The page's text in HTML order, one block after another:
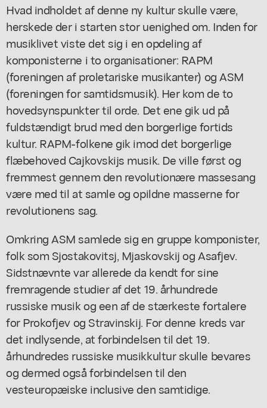
Hvad indholdet af denne ny kultur skulle være,
herskede der i starten stor uenighed om. Inden for
musiklivet viste det sig i en opdeling af
komponisterne i to organisationer: RAPM
(foreningen af proletariske musikanter) og ASM
(foreningen for samtidsmusik). Her kom de to
hovedsynspunkter til orde. Det ene gik ud på
fuldstændigt brud med den borgerlige fortids
kultur. RAPM-folkene gik imod det borgerlige
flæbehoved Cajkovskijs musik. De ville først og
fremmest gennem den revolutionære massesang
være med til at samle og opildne masserne for
revolutionens sag.
Omkring ASM samlede sig en gruppe komponister,
folk som Sjostakovitsj, Mjaskovskij og Asafjev.
Sidstnævnte var allerede da kendt for sine
fremragende studier af det 19. århundrede
russiske musik og een af de stærkeste fortalere
for Prokofjev og Stravinskij. For denne kreds var
det indlysende, at forbindelsen til det 19.
århundredes russiske musikkultur skulle bevares
og dermed også forbindelsen til den
vesteuropæiske inclusive den samtidige.